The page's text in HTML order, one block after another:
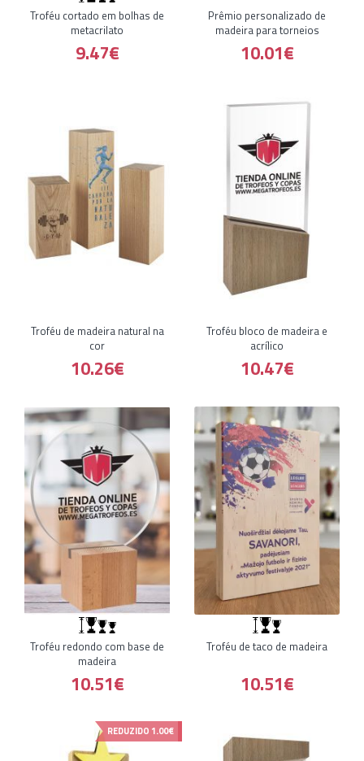
Troféu cortado em bolhas de
metacrilato
9.47€
Prêmio personalizado de
madeira para torneios
10.01€
Troféu de madeira natural na
cor
10.26€
Troféu bloco de madeira e
acrílico
10.47€
Troféu redondo com base de
madeira
10.51€
Troféu de taco de madeira
10.51€
REDUZIDO 1.00€